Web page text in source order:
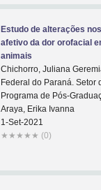
Estudo de alterações
afetivo da dor orofacial
animais
Chichorro, Juliana
Federal do Paraná. Setor
Programa de Pós-
Araya, Erika Ivanna
1-Set-2021
★ ★ ★ ★ ★ (0)